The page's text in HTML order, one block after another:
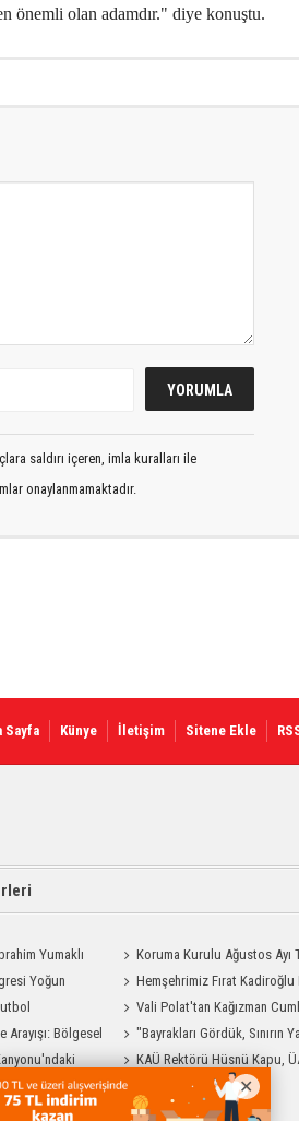
önemli olan adamdır." diye konuştu.
saldırı içeren, imla kuralları ile
onaylanmamaktadır.
Sayfa Künye İletişim Sitene Ekle
Yumaklı
Koruma Kurulu Ağustos Ayı
Yapıldı
Yoğun
Hemşehrimiz Fırat Kadiroğlu
Yardımcılığına Atandı
Vali Polat'tan Kağızman
Eravcı'ya Ziyaret
Bölgesel
"Bayrakları Gördük, Sınırın
Uzaklığını Aynı Anda Hissettik"
KAÜ Rektörü Hüsnü Kapu,
Başkanlığını Devretti